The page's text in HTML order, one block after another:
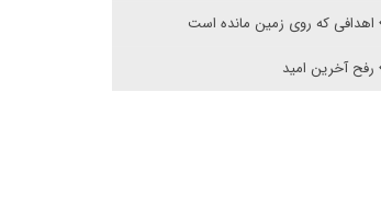
اهدافی که روی زمین مانده است
رفح آخرین امید